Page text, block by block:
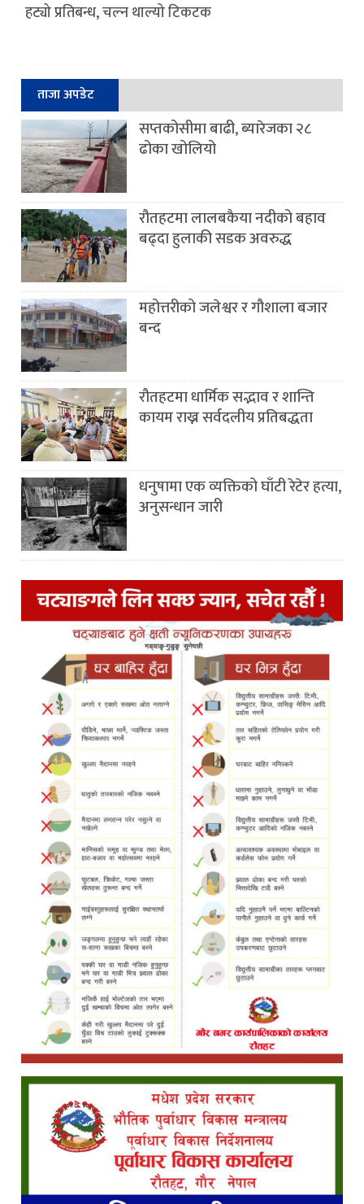
हट्यो प्रतिबन्ध, चल्न थाल्यो टिकटक
ताजा अपडेट
सप्तकोसीमा बाढी, ब्यारेजका २८
ढोका खोलियो
रौतहटमा लालबकैया नदीको बहाव
बढ्दा हुलाकी सडक अवरुद्ध
महोत्तरीको जलेश्वर र गौशाला बजार
बन्द
रौतहटमा धार्मिक सद्भाव र शान्ति
कायम राख्न सर्वदलीय प्रतिबद्धता
धनुषामा एक व्यक्तिको घाँटी रेटेर हत्या,
अनुसन्धान जारी